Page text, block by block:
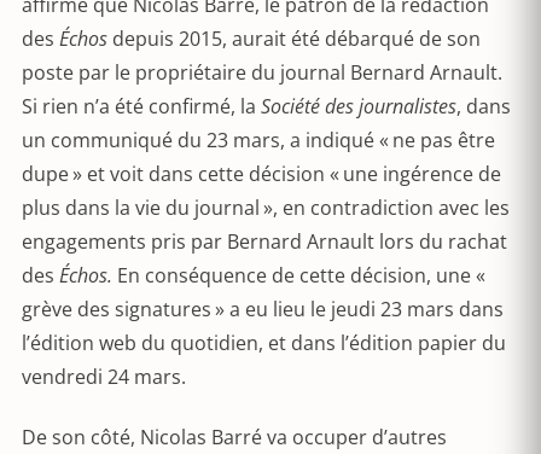
des Échos depuis 2015, aurait été débarqué de son
poste par le propriétaire du journal Bernard Arnault.
Si rien n’a été confirmé, la Société des journalistes, dans
un communiqué du 23 mars, a indiqué « ne pas être
dupe » et voit dans cette décision « une ingérence de
plus dans la vie du journal », en contradiction avec les
engagements pris par Bernard Arnault lors du rachat
des Échos. En conséquence de cette décision, une «
grève des signatures » a eu lieu le jeudi 23 mars dans
l’édition web du quotidien, et dans l’édition papier du
vendredi 24 mars.
De son côté, Nicolas Barré va occuper d’autres